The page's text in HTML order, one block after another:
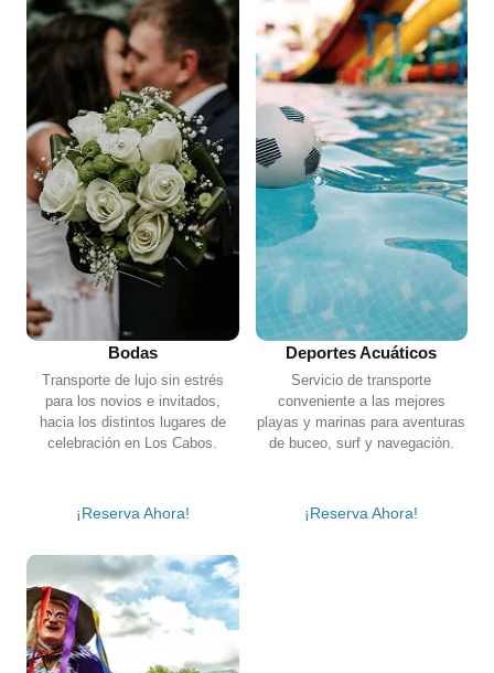
Bodas
Transporte de lujo sin estrés
para los novios e invitados,
hacia los distintos lugares de
celebración en Los Cabos.
¡Reserva Ahora!
Deportes Acuáticos
Servicio de transporte
conveniente a las mejores
playas y marinas para aventuras
de buceo, surf y navegación.
¡Reserva Ahora!